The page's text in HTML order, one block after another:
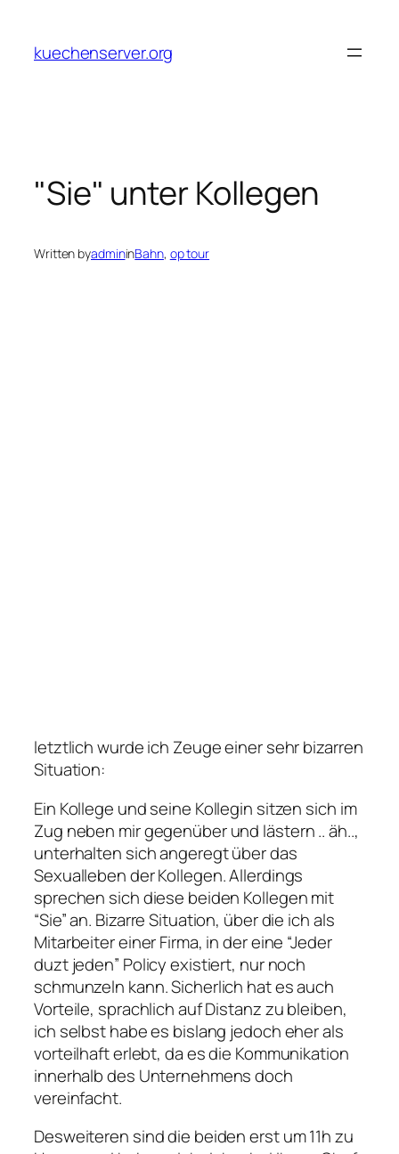
content
kuechenserver.org
"Sie" unter Kollegen
Written byadmininBahn, op tour
letztlich wurde ich Zeuge einer sehr bizarren
Situation:
Ein Kollege und seine Kollegin sitzen sich im
Zug neben mir gegenüber und lästern .. äh..,
unterhalten sich angeregt über das
Sexualleben der Kollegen. Allerdings
sprechen sich diese beiden Kollegen mit
“Sie” an. Bizarre Situation, über die ich als
Mitarbeiter einer Firma, in der eine “Jeder
duzt jeden” Policy existiert, nur noch
schmunzeln kann. Sicherlich hat es auch
Vorteile, sprachlich auf Distanz zu bleiben,
ich selbst habe es bislang jedoch eher als
vorteilhaft erlebt, da es die Kommunikation
innerhalb des Unternehmens doch
vereinfacht.
Desweiteren sind die beiden erst um 11h zu